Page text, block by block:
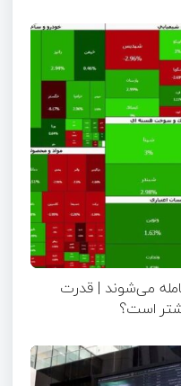
می‌شوند | قدرت
است؟